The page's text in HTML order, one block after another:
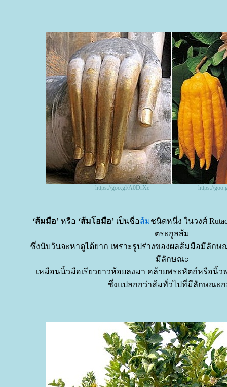
https://goo.gl/A0DrXe https://
‘ส้มมือ’ หรือ ‘ส้มโอมือ’ เป็นชื่อส้มชนิดหนึ่ง ในวงศ์
ตระกูลส้ม
ซึ่งนับวันจะหาดูได้ยาก เพราะรูปร่างของผลส้มมือมีลักษ
มีลักษณะ
เหมือนนิ้วมือเรียวยาวห้อยลงมา คล้ายพระหัตถ์หรือนิ้
ซึ่งแปลกกว่าส้มทั่วไปที่มีลักษณะ